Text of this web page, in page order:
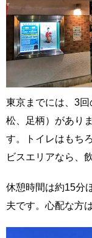
東京までには、3
松、足柄）があり
す。トイレはもち
ビスエリアなら、
休憩時間は約15分
夫です。心配な方